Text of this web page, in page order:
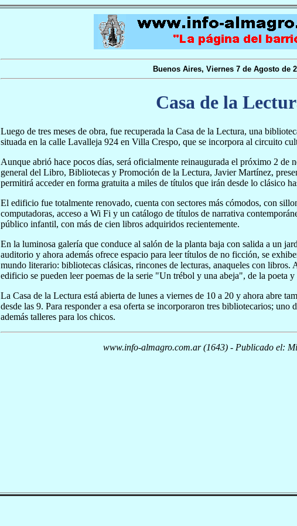
Buenos Aires, Viernes 7 de Agosto de
Casa de la
Luego de tres meses de obra, fue recuperada la Casa de la Lectura, una
situada en la calle Lavalleja 924 en Villa Crespo, que se incorpora al circuito
Aunque abrió hace pocos días, será oficialmente reinaugurada el próximo 2 de
general del Libro, Bibliotecas y Promoción de la Lectura, Javier Martínez,
permitirá acceder en forma gratuita a miles de títulos que irán desde lo clásico
El edificio fue totalmente renovado, cuenta con sectores más cómodos, con
computadoras, acceso a Wi Fi y un catálogo de títulos de narrativa
público infantil, con más de cien libros adquiridos recientemente.
En la luminosa galería que conduce al salón de la planta baja con salida a un
auditorio y ahora además ofrece espacio para leer títulos de no ficción, se
mundo literario: bibliotecas clásicas, rincones de lecturas, anaqueles con libros.
edificio se pueden leer poemas de la serie "Un trébol y una abeja", de la poeta
La Casa de la Lectura está abierta de lunes a viernes de 10 a 20 y ahora abre
desde las 9. Para responder a esa oferta se incorporaron tres bibliotecarios; uno
además talleres para los chicos.
www.info-almagro.com.ar (1643) - Publicado el: